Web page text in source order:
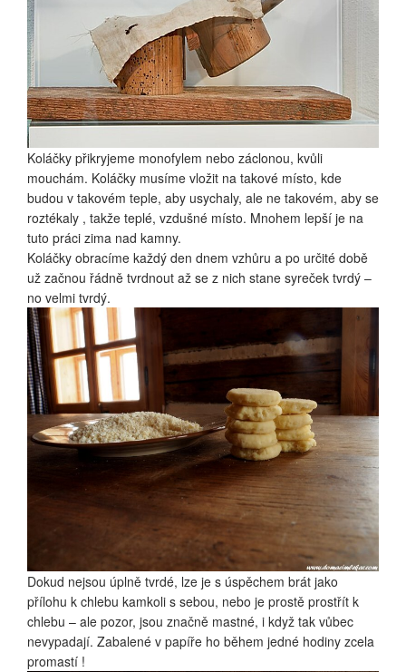
Koláčky přikryjeme monofylem nebo záclonou, kvůli
mouchám. Koláčky musíme vložit na takové místo, kde
budou v takovém teple, aby usychaly, ale ne takovém, aby se
roztékaly , takže teplé, vzdušné místo. Mnohem lepší je na
tuto práci zima nad kamny.
Koláčky obracíme každý den dnem vzhůru a po určité době
už začnou řádně tvrdnout až se z nich stane syreček tvrdý –
no velmi tvrdý.
Dokud nejsou úplně tvrdé, lze je s úspěchem brát jako
přílohu k chlebu kamkoli s sebou, nebo je prostě prostřít k
chlebu – ale pozor, jsou značně mastné, i když tak vůbec
nevypadají. Zabalené v papíře ho během jedné hodiny zcela
promastí !